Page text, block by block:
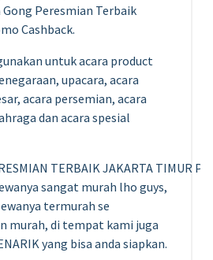
Gong Peresmian Terbaik
Cashback.
untuk acara product
upacara, acara
acara persemian, acara
dan acara spesial
sangat murah lho guys,
termurah se
murah, di tempat kami juga
yang bisa anda siapkan.